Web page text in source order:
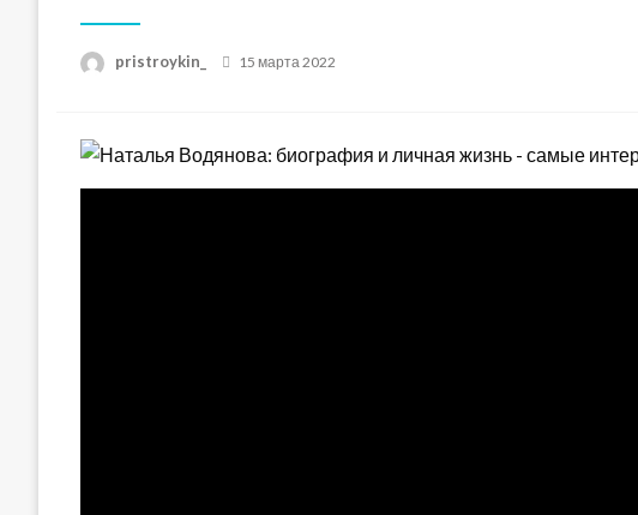
pristroykin_
Posted
15 марта 2022